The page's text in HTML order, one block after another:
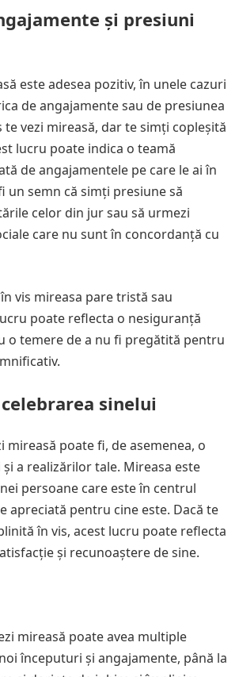
și presiuni
este adesea pozitiv, în unele cazuri
de angajamente sau de presiunea
te vezi mireasă, dar te simți copleșită
lucru poate indica o teamă
de angajamentele pe care le ai în
un semn că simți presiune să
celor din jur sau să urmezi
care nu sunt în concordanță cu
vis mireasa pare tristă sau
poate reflecta o nesiguranță
o temere de a nu fi pregătită pentru
sinelui
mireasă poate fi, de asemenea, o
a realizărilor tale. Mireasa este
persoane care este în centrul
apreciată pentru cine este. Dacă te
în vis, acest lucru poate reflecta
și recunoaștere de sine.
mireasă poate avea multiple
începuturi și angajamente, până la